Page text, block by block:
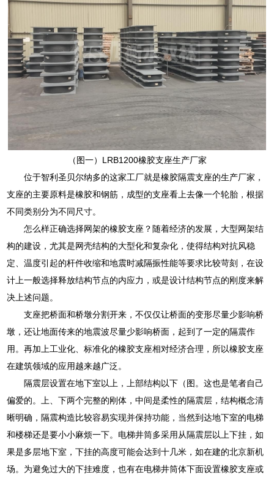
（图一）LRB1200橡胶支座生产厂家
位于智利圣贝尔纳多的这家工厂就是橡胶隔震支座的生产厂家，
支座的主要原料是橡胶和钢筋，成型的支座看上去像一个轮胎，根据
不同类别分为不同尺寸。
怎么样正确选择网架的橡胶支座？随着经济的发展，大型网架结
构的建设，尤其是网壳结构的大型化和复杂化，使得结构对抗风稳
定、温度引起的杆件收缩和地震时减隔振性能等要求比较苛刻，在设
计上一般选择释放结构节点的内应力，或是设计结构节点的刚度来解
决上述问题。
支座把桥面和桥墩分割开来，不仅仅让桥面的变形尽量少影响桥
墩，还让地面传来的地震波尽量少影响桥面，起到了一定的隔震作
用。再加上工业化、标准化的橡胶支座相对经济合理，所以橡胶支座
在建筑领域的应用越来越广泛。
隔震层设置在地下室以上，上部结构以下（图。这也是笔者自己
偏爱的。上、下两个完整的刚体，中间是柔性的隔震层，结构概念清
晰明确，隔震构造比较容易实现并保持功能，当然到达地下室的电梯
和楼梯还是要小小麻烦一下。电梯井筒多采用从隔震层以上下挂，如
果是多层地下室，下挂的高度可能会达到十几米，如在建的北京新机
场。为避免过大的下挂难度，也有在电梯井筒体下面设置橡胶支座或